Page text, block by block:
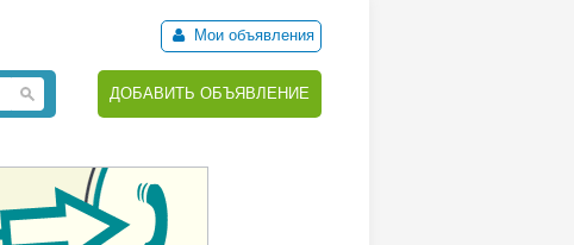
Мои объявления
ДОБАВИТЬ ОБЪЯВЛЕНИЕ